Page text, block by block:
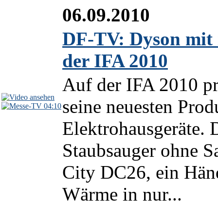
04:10
06.09.2010
DF-TV: Dyson
der IFA 2010
Auf der IFA 2010
seine neuesten
Elektrohausgeräte.
Staubsauger ohne
City DC26, ein
Wärme in nur...